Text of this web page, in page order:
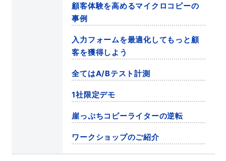
顧客体験を高めるマイクロコピーの
事例
入力フォームを最適化してもっと顧
客を獲得しよう
全てはA/Bテスト計測
1社限定デモ
崖っぷちコピーライターの逆転
ワークショップのご紹介